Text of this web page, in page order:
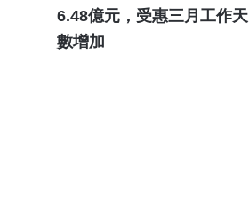
6.48億元，受惠三月工作天
數增加